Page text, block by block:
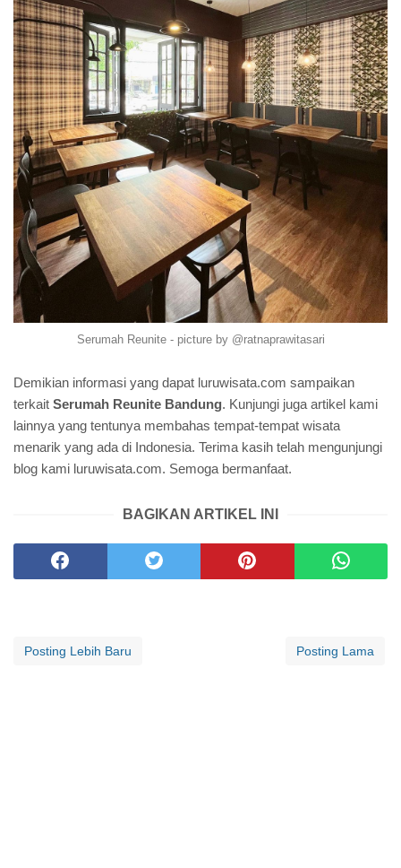
Serumah Reunite - picture by @ratnaprawitasari
Demikian informasi yang dapat luruwisata.com sampaikan
terkait Serumah Reunite Bandung. Kunjungi juga artikel kami
lainnya yang tentunya membahas tempat-tempat wisata
menarik yang ada di Indonesia. Terima kasih telah mengunjungi
blog kami luruwisata.com. Semoga bermanfaat.
BAGIKAN ARTIKEL INI
Posting Lebih Baru Posting Lama